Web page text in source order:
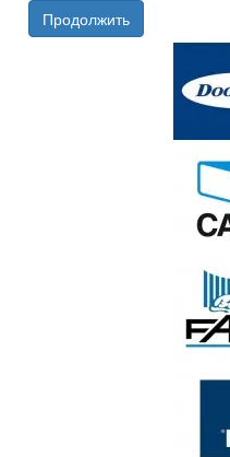
Продолжить